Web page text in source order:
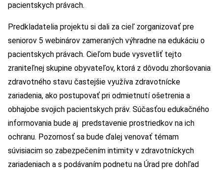
pacientskych právach.
Predkladatelia projektu si dali za cieľ zorganizovať pre
seniorov 5 webinárov zameraných výhradne na edukáciu o
pacientskych právach. Cieľom bude vysvetliť tejto
zraniteľnej skupine obyvateľov, ktorá z dôvodu zhoršovania
zdravotného stavu častejšie využíva zdravotnícke
zariadenia, ako postupovať pri odmietnutí ošetrenia a
obhajobe svojich pacientskych práv. Súčasťou edukačného
informovania bude aj predstavenie prostriedkov na ich
ochranu. Pozornosť sa bude ďalej venovať témam
súvisiacim so zabezpečením intimity v zdravotníckych
zariadeniach a s podávaním podnetu na Úrad pre dohľad